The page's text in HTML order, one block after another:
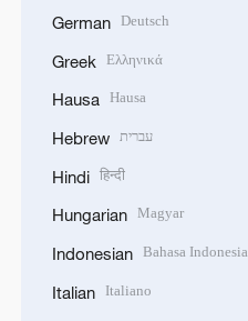
German Deutsch
Greek Ελληνικά
Hausa Hausa
Hebrew עברית
Hindi हिन्दी
Hungarian Magyar
Indonesian Bahasa Indonesia
Italian Italiano